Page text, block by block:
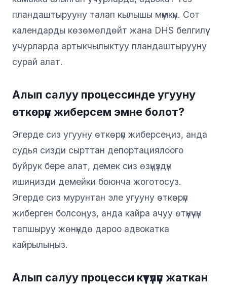
пландаштырууну талап кылышы мүмкүн. Сот
календарды көзөмөлдөйт жана DHS белгилүү
учурларда артыкчылыктуу пландаштырууну
сурай алат.
Алып салуу процессинде угууну
өткөрүп жиберсем эмне болот?
Эгерде сиз угууну өткөрүп жиберсеңиз, анда
судья сизди сырттан депортациялоого
буйрук бере алат, демек сиз өзүңүздүн
ишиңизди демейки боюнча жоготосуз.
Эгерде сиз мурунтан эле угууну өткөрүп
жиберген болсоңуз, анда кайра ачуу өтүнүчүн
тапшыруу жөнүндө дароо адвокатка
кайрылыңыз.
Алып салуу процесси күтүлүп жаткан